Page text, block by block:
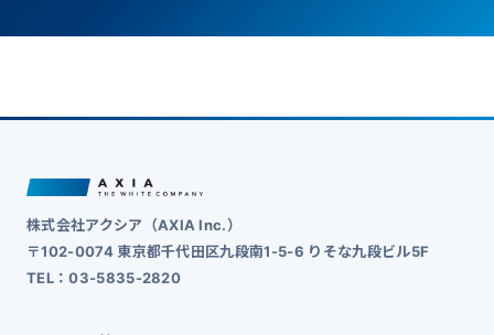
株式会社アクシア（AXIA Inc.）
〒102-0074 東京都千代田区九段南1-5-6 りそな九段ビル5F
TEL：03-5835-2820